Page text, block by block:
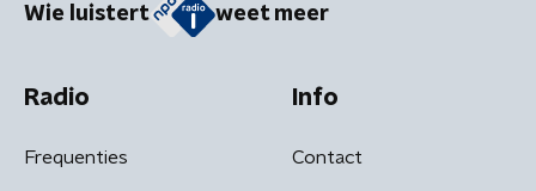
Wie luistert weet meer
Radio
Frequenties
Info
Contact